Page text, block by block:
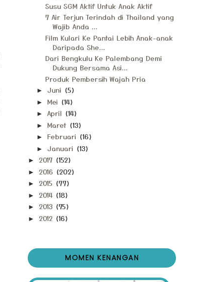
Susu SGM Aktif Untuk Anak Aktif
7 Air Terjun Terindah di Thailand yang
Wajib Anda ...
Film Kulari Ke Pantai Lebih Anak-anak
Daripada She...
Dari Bengkulu Ke Palembang Demi
Dukung Bersama Asi...
Produk Pembersih Wajah Pria
► Juni (5)
► Mei (14)
► April (14)
► Maret (13)
► Februari (16)
► Januari (13)
► 2017 (152)
► 2016 (202)
► 2015 (77)
► 2014 (18)
► 2013 (75)
► 2012 (16)
MOMEN KENANGAN